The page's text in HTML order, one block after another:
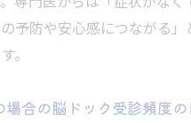
予防や安心感につながる
。
場合の脳ドック受診頻度